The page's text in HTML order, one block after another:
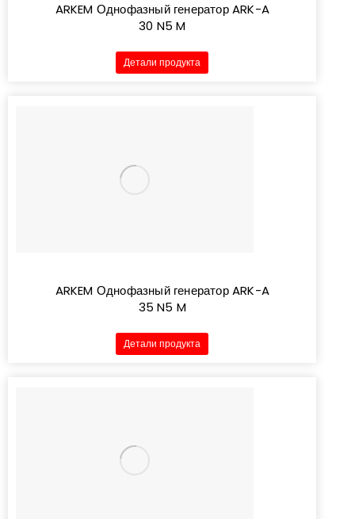
ARKEM Однофазный генератор ARK-A
30 N5 M
Детали продукта
ARKEM Однофазный генератор ARK-A
35 N5 M
Детали продукта